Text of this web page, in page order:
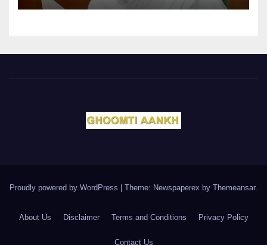
Proudly powered by WordPress Theme: Newspaperex by Themeansar.
About Us Disclaimer Terms and Conditions Privacy Policy
Contact Us